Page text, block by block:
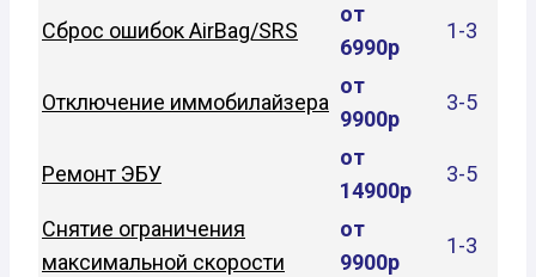
Сброс ошибок AirBag/SRS
от
6990р
1-3
Отключение иммобилайзера
от
9900р
3-5
Ремонт ЭБУ
от
14900р
3-5
Снятие ограничения
максимальной скорости
от
9900р
1-3